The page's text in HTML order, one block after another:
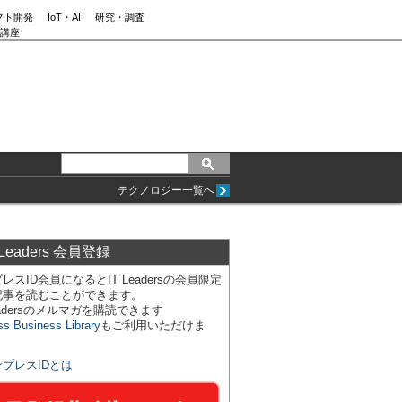
ト開発 IoT・AI
研究・調査
座
テクノロジー一覧へ
会員登録
スID会員になるとIT Leadersの会員限定
を読むことができます。
のメルマガを購読できます
Business Libraryもご利用いただけま
プレスIDとは